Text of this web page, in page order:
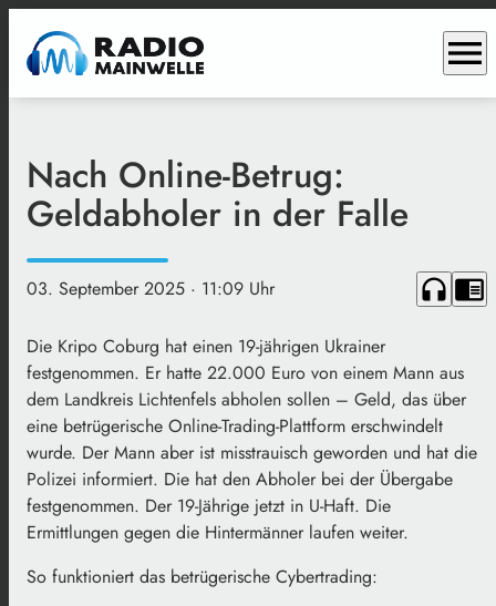
menu
Nach Online-Betrug:
Geldabholer in der Falle
03. September 2025 · 11:09 Uhr headphones chrome_reader_mode
Die Kripo Coburg hat einen 19-jährigen Ukrainer
festgenommen. Er hatte 22.000 Euro von einem Mann aus
dem Landkreis Lichtenfels abholen sollen – Geld, das über
eine betrügerische Online-Trading-Plattform erschwindelt
wurde. Der Mann aber ist misstrauisch geworden und hat die
Polizei informiert. Die hat den Abholer bei der Übergabe
festgenommen. Der 19-Jährige jetzt in U-Haft. Die
Ermittlungen gegen die Hintermänner laufen weiter.
So funktioniert das betrügerische Cybertrading: